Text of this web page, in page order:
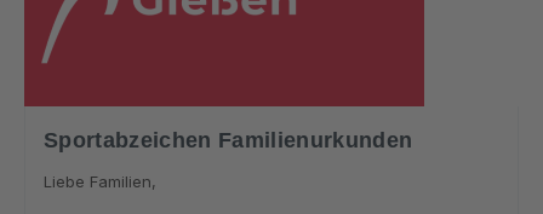
Sportabzeichen Familienurkunden
Liebe Familien,